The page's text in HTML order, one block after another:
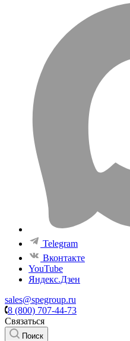
Telegram
Вконтакте
YouTube
Яндекс.Дзен
sales@spegroup.ru
8 (800) 707-44-73
Связаться
Поиск